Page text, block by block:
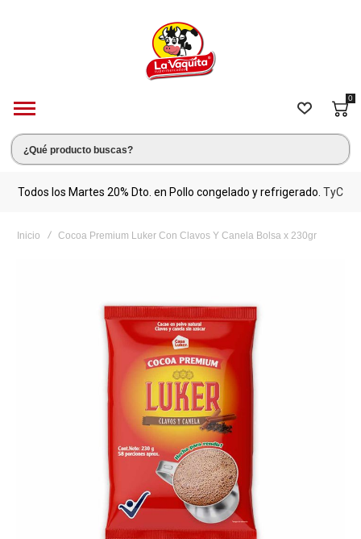
0
Todos los Martes 20% Dto. en Pollo congelado y refrigerado. TyC
Inicio Cocoa Premium Luker Con Clavos Y Canela Bolsa x 230gr